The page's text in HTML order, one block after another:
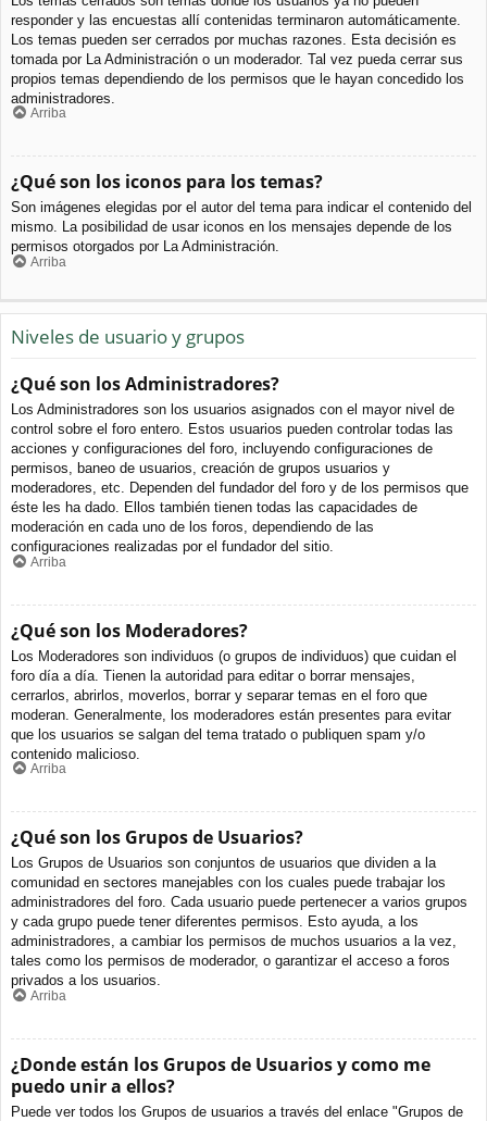
responder y las encuestas allí contenidas terminaron automáticamente.
Los temas pueden ser cerrados por muchas razones. Esta decisión es
tomada por La Administración o un moderador. Tal vez pueda cerrar sus
propios temas dependiendo de los permisos que le hayan concedido los
administradores.
Arriba
¿Qué son los iconos para los temas?
Son imágenes elegidas por el autor del tema para indicar el contenido del
mismo. La posibilidad de usar iconos en los mensajes depende de los
permisos otorgados por La Administración.
Arriba
Niveles de usuario y grupos
¿Qué son los Administradores?
Los Administradores son los usuarios asignados con el mayor nivel de
control sobre el foro entero. Estos usuarios pueden controlar todas las
acciones y configuraciones del foro, incluyendo configuraciones de
permisos, baneo de usuarios, creación de grupos usuarios y
moderadores, etc. Dependen del fundador del foro y de los permisos que
éste les ha dado. Ellos también tienen todas las capacidades de
moderación en cada uno de los foros, dependiendo de las
configuraciones realizadas por el fundador del sitio.
Arriba
¿Qué son los Moderadores?
Los Moderadores son individuos (o grupos de individuos) que cuidan el
foro día a día. Tienen la autoridad para editar o borrar mensajes,
cerrarlos, abrirlos, moverlos, borrar y separar temas en el foro que
moderan. Generalmente, los moderadores están presentes para evitar
que los usuarios se salgan del tema tratado o publiquen spam y/o
contenido malicioso.
Arriba
¿Qué son los Grupos de Usuarios?
Los Grupos de Usuarios son conjuntos de usuarios que dividen a la
comunidad en sectores manejables con los cuales puede trabajar los
administradores del foro. Cada usuario puede pertenecer a varios grupos
y cada grupo puede tener diferentes permisos. Esto ayuda, a los
administradores, a cambiar los permisos de muchos usuarios a la vez,
tales como los permisos de moderador, o garantizar el acceso a foros
privados a los usuarios.
Arriba
¿Donde están los Grupos de Usuarios y como me
puedo unir a ellos?
Puede ver todos los Grupos de usuarios a través del enlace "Grupos de